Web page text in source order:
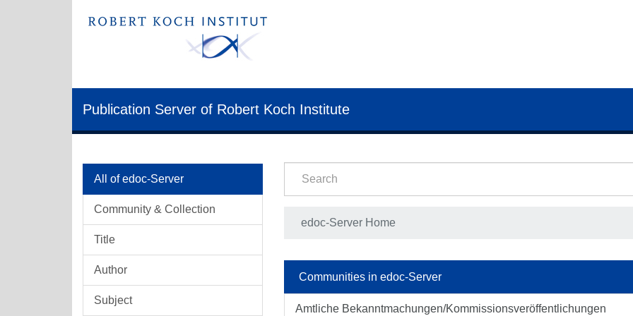
Publication Server of Robert Koch Institute
All of edoc-Server
Community & Collection
Title
Author
Subject
edoc-Server Home
Communities in edoc-Server
Amtliche Bekanntmachungen/Kommissionsveröffentlichungen